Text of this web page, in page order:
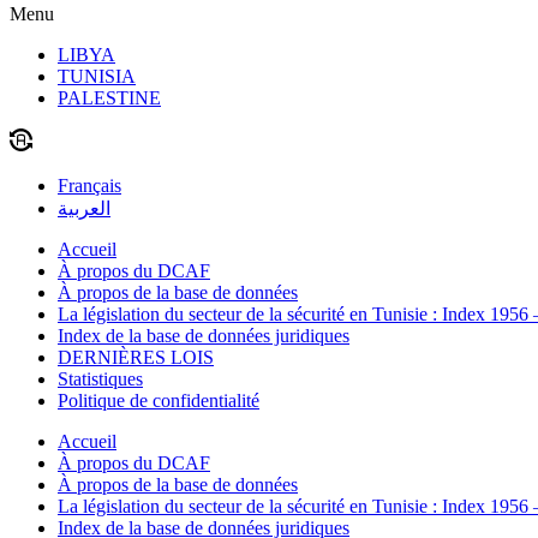
Menu
LIBYA
TUNISIA
PALESTINE
Français
العربية
Accueil
À propos du DCAF
À propos de la base de données
La législation du secteur de la sécurité en Tunisie : Index 1956
Index de la base de données juridiques
DERNIÈRES LOIS
Statistiques
Politique de confidentialité
Accueil
À propos du DCAF
À propos de la base de données
La législation du secteur de la sécurité en Tunisie : Index 1956
Index de la base de données juridiques